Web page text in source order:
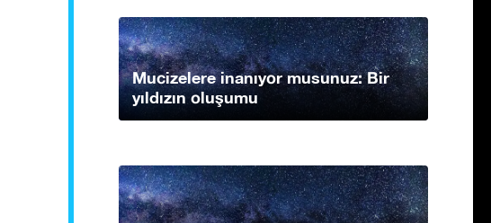
Mucizelere inanıyor musunuz: Bir
yıldızın oluşumu